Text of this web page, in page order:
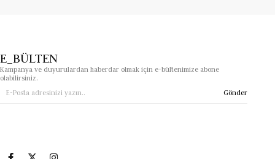
E_BÜLTEN
Kampanya ve duyurulardan haberdar olmak için e-bültenimize abone
olabilirsiniz.
Gönder